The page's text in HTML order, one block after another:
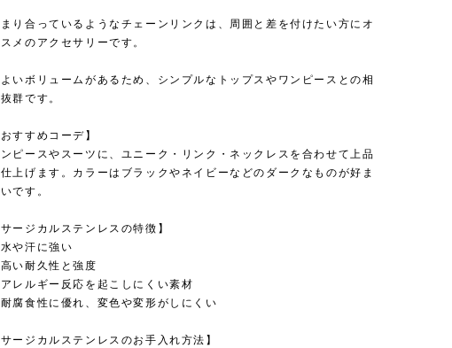
り合っているようなチェーンリンクは、周囲と差を付けたい方にオ
メのアクセサリーです。
いボリュームがあるため、シンプルなトップスやワンピースとの相
群です。
おすすめコーデ】
ピースやスーツに、ユニーク・リンク・ネックレスを合わせて上品
上げます。カラーはブラックやネイビーなどのダークなものが好ま
です。
サージカルステンレスの特徴】
水や汗に強い
高い耐久性と強度
アレルギー反応を起こしにくい素材
耐腐食性に優れ、変色や変形がしにくい
サージカルステンレスのお手入れ方法】